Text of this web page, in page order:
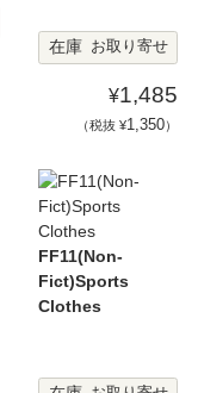
在庫 お取り寄せ
¥1,485
（税抜 ¥1,350）
FF11(Non-
Fict)Sports
Clothes